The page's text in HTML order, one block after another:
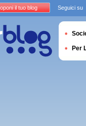
il tuo blog Seguici su
Per